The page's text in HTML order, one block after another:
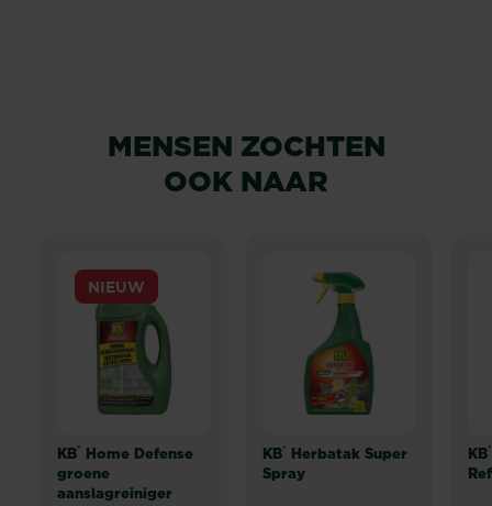
MENSEN ZOCHTEN
OOK NAAR
KB® Home Defense
groene
aanslagreiniger
NIEUW
KB® Herbatak Super
Spray
KB®